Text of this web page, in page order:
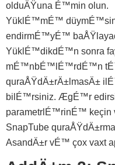
olduÄŸuna É™min olun.
YüklÉ™mÉ™
endirmÉ™yÉ™
YüklÉ™dikdÉ™n sonra
mÉ™nbÉ™lÉ™rdÉ™n
quraÅŸdÄ±rÄ±lmasÄ±
bilÉ™rsiniz. ÆgÉ™r
parametrlÉ™rinÉ™
SnapTube
AsandÄ±r vÉ™ çox vaxt